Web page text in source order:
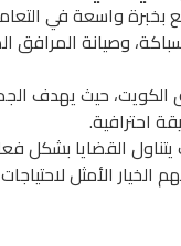
بخبرة واسعة في
وصيانة المرافق
حيث يهدف
احترافية.
القضايا بشكل
الأمثل